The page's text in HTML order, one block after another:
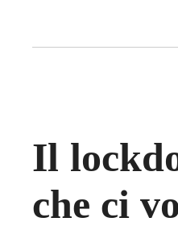
Il
che ci